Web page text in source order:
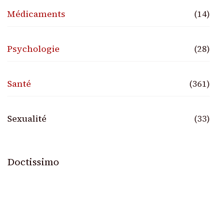
Médicaments (14)
Psychologie (28)
Santé (361)
Sexualité (33)
Doctissimo